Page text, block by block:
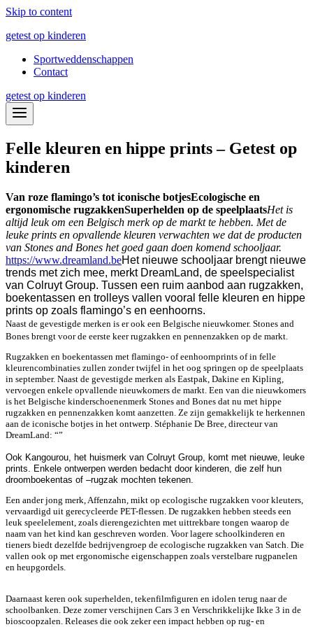
Skip to content
getest op kinderen
Sportweddenschappen
Contact
getest op kinderen
Felle kleuren en hippe prints – Getest op
kinderen
Van roze flamingo’s tot iconische botjesEcologische en
ergonomische rugzakkenSuperhelden op de speelplaatsHet is
altijd leuk om een Belgisch merk op de markt te hebben. Met de
leuke prints en opvallende kleuren verwachten we dat de producten
van Stones and Bones het goed gaan doen komend schooljaar.
https://www.dreamland.beHet nieuwe schooljaar brengt nieuwe
trends met zich mee, merkt DreamLand, de speelspecialist
van Colruyt Group. Tussen een ruim aanbod aan rugzakken,
boekentassen en trolleys vallen vooral felle kleuren en hippe
prints op zoals flamingo’s en eenhoorns.
Naast de gevestigde merken is er ook een Belgische nieuwkomer. Stones and
Bones brengt voor de eerste keer rugzakken en pennenzakken op de markt.
Rugzakken en boekentassen met flamingo- of eenhoornprints of in felle
kleurencombinaties zullen zonder twijfel in het oog springen op de speelplaats
in september. Naast de gevestigde merken als Eastpak, Dakine en Kipling,
vervoegen enkele opvallende nieuwkomers de markt. Een van die nieuwkomers
is het Belgische kinderschoenenmerk Stones and Bones dat nu met hippe
rugzakken en pennenzakken komt aanzetten. Ze zijn gemakkelijk te herkennen
aan de iconische botjes in het ontwerp. Stéphanie De Bree, directeur van
DreamLand: “”
Ook Kangourou, het huismerk van Colruyt Group, komt met nieuwe, leuke
prints. Enkele ontwerpen werden bedacht door kinderen, die zelf hun
droomboekentas of –rugzak mochten tekenen.
Een ander jong merk, Affenzahn, mikt op ecologische rugzakken voor kleuters,
vervaardigd uit gerecycleerde PET-flessen. De rugzakken hebben steeds een
leuk speelelement, zoals dierengezichten met uittrekbare tongen waarop de
naam van het kind kan geschreven worden. Voor lagere schoolkinderen en
tieners biedt dezelfde bedrijvengroep de ecologische rugzakken van Satch. Die
vallen ook op met ergonomische eigenschappen zoals verstelbare rugpanelen
en heupgordels.
Daarnaast keren ook superhelden, tekenfilmfiguren en idolen terug naar de
schoolbanken. Deze zomer verschijnen Cars 3 en Verschrikkelijke Ikke 3 in de
bioscoopzalen. Releases die ook zeker een impact hebben op rug- en